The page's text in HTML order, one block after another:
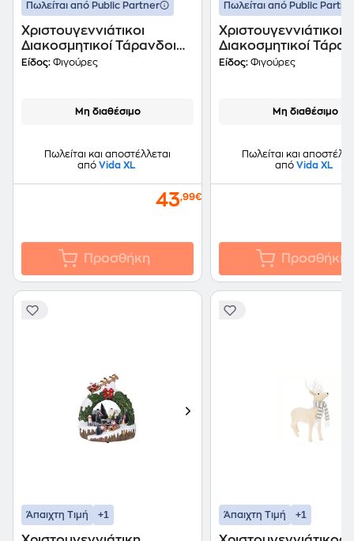
Πωλείται από Public Partner
Χριστουγεννιάτικοι
Διακοσμητικοί Τάρανδοι
με Έλκηθρο από Ατσάλι
Είδος: Φιγούρες
Μη διαθέσιμο
Πωλείται και αποστέλλεται
από Vida XL
43,99€
Προσθήκη
Πωλείται από Public
Χριστουγεννιάτικοι
Διακοσμητικοί
από Ατσάλι 90 Led
Είδος: Φιγούρες
Μη διαθέσιμο
Πωλείται και
από Vida XL
Προσθήκη
Άπαιχτη Τιμή +1 Άπαιχτη Τιμή +1